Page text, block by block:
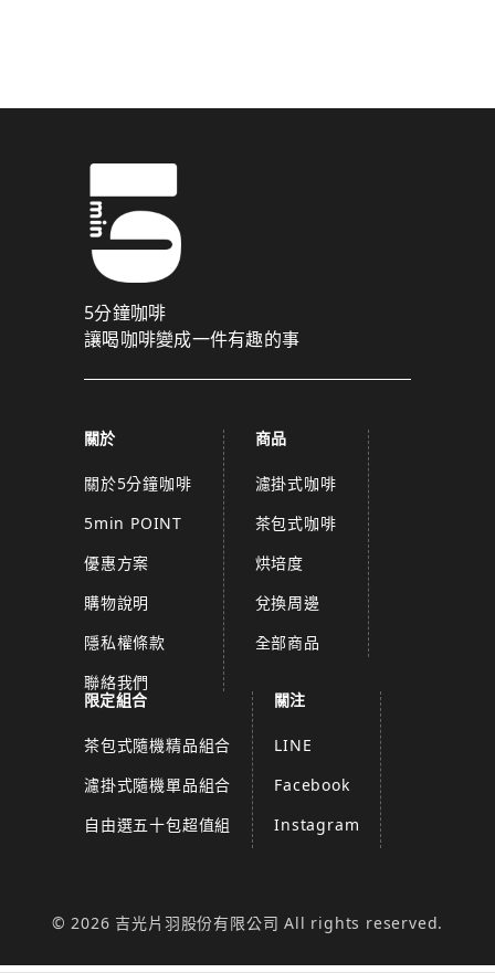
5分鐘咖啡
讓喝咖啡變成一件有趣的事
關於
關於5分鐘咖啡
5min POINT
優惠方案
購物說明
隱私權條款
聯絡我們
商品
濾掛式咖啡
茶包式咖啡
烘培度
兌換周邊
全部商品
限定組合
茶包式隨機精品組合
濾掛式隨機單品組合
自由選五十包超值組
關注
LINE
Facebook
Instagram
© 2026 吉光片羽股份有限公司 All rights reserved.